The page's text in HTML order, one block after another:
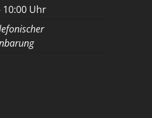
10:00 Uhr